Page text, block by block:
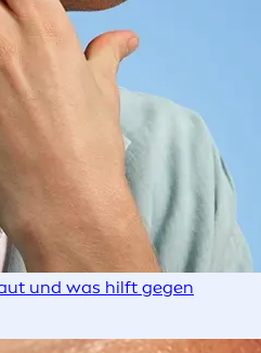
und was hilft gegen